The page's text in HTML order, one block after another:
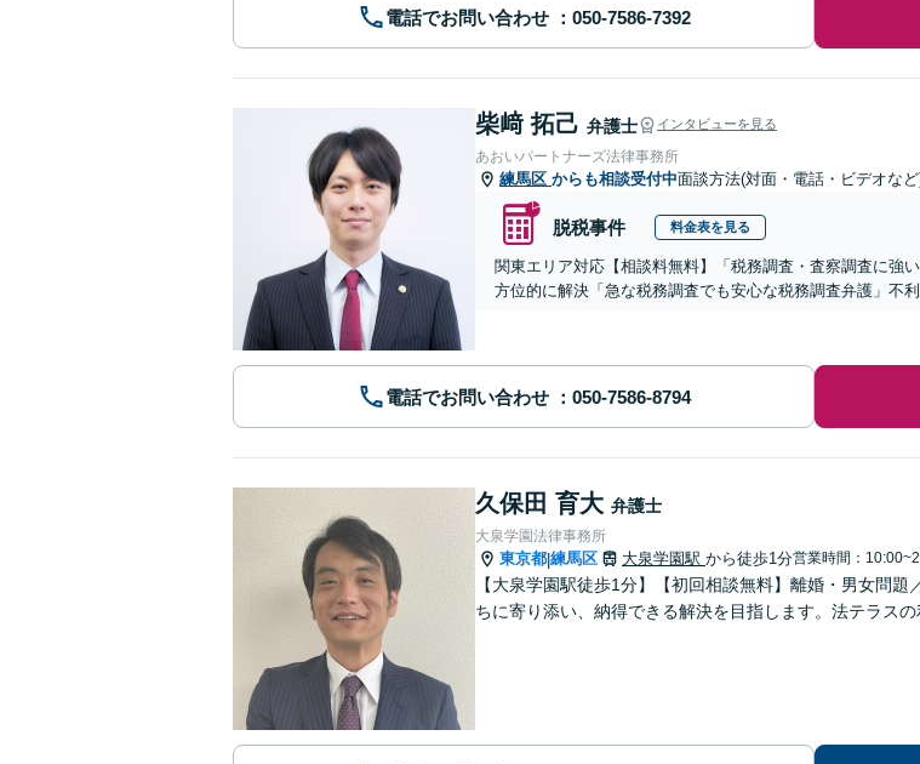
電話でお問い合わせ
柴﨑 拓己 弁護士 インタビューを見る
あおいパートナーズ法律事務所
練馬区 からも相談受付中面談方法(対面・電話・ビデオな
脱税事件 料金表を見る
関東エリア対応【相談料無料】「税務調査・査察調査に強
方位的に解決「急な税務調査でも安心な税務調査弁護」不
電話でお問い合わせ
久保田 育大 弁護士
大泉学園法律事務所
東京都|練馬区 大泉学園駅 から徒歩1分営業時間：
【大泉学園駅徒歩1分】【初回相談無料】離婚・男女問
ちに寄り添い、納得できる解決を目指します。法テラス